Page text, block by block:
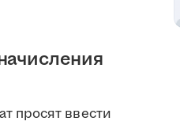
просят ввести